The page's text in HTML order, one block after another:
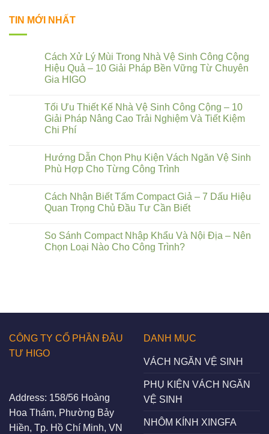
TIN MỚI NHẤT
Cách Xử Lý Mùi Trong Nhà Vệ Sinh Công Cộng
Hiệu Quả – 10 Giải Pháp Bền Vững Từ Chuyên
Gia HIGO
Tối Ưu Thiết Kế Nhà Vệ Sinh Công Cộng – 10
Giải Pháp Nâng Cao Trải Nghiệm Và Tiết Kiệm
Chi Phí
Hướng Dẫn Chọn Phụ Kiện Vách Ngăn Vệ Sinh
Phù Hợp Cho Từng Công Trình
Cách Nhận Biết Tấm Compact Giả – 7 Dấu Hiệu
Quan Trọng Chủ Đầu Tư Cần Biết
So Sánh Compact Nhập Khẩu Và Nội Địa – Nên
Chọn Loại Nào Cho Công Trình?
CÔNG TY CỔ PHẦN ĐẦU
TƯ HIGO
Address: 158/56 Hoàng
Hoa Thám, Phường Bảy
Hiền, Tp. Hồ Chí Minh, VN
DANH MỤC
VÁCH NGĂN VỆ SINH
PHỤ KIỆN VÁCH NGĂN
VỆ SINH
NHÔM KÍNH XINGFA